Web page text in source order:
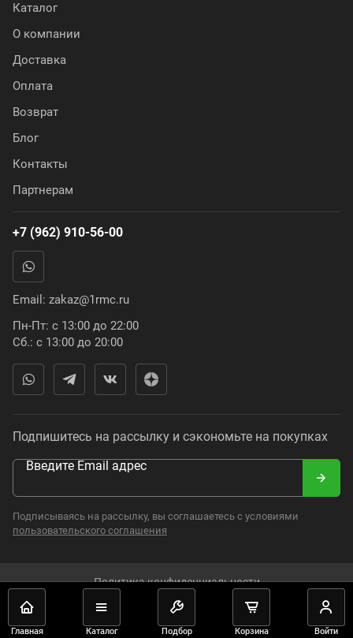
Главная Каталог Подбор Корзина Войти
Каталог
О компании
Доставка
Оплата
Возврат
Блог
Контакты
Партнерам
+7 (962) 910-56-00
Email: zakaz@1rmc.ru
Пн-Пт: с 13:00 до 22:00
Сб.: с 13:00 до 20:00
Подпишитесь на рассылку и сэкономьте на покупках
Введите Email адрес
Подписываясь на рассылку, вы соглашаетесь с условиями
пользовательского соглашения
Политика конфиденциальности
2008–2024. Russian Moto Catalogue. Все права защищены.